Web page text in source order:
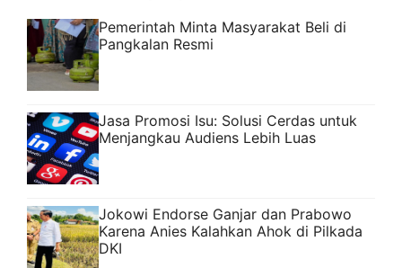
Pemerintah Minta Masyarakat Beli di
Pangkalan Resmi
Jasa Promosi Isu: Solusi Cerdas untuk
Menjangkau Audiens Lebih Luas
Jokowi Endorse Ganjar dan Prabowo
Karena Anies Kalahkan Ahok di Pilkada
DKI